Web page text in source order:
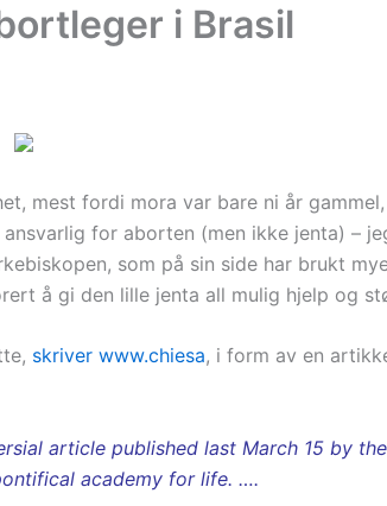
i Brasil
mest fordi mora var bare ni år
for aborten (men ikke jenta) –
som på sin side har brukt
å gi den lille jenta all mulig hjelp og
skriver www.chiesa, i form av en
article published last March 15 by
academy for life. ….